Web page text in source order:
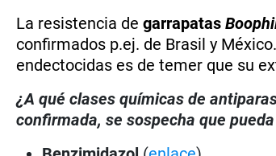
La resistencia degarrapatas
confirmados p.ej. de Brasil y
endectocidas es de temer que su
¿A qué clases químicas de
confirmada, se sospecha que